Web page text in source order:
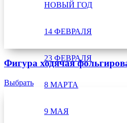
НОВЫЙ ГОД
14 ФЕВРАЛЯ
23 ФЕВРАЛЯ
8 МАРТА
9 МАЯ
Фигура ходячая
Выбрать